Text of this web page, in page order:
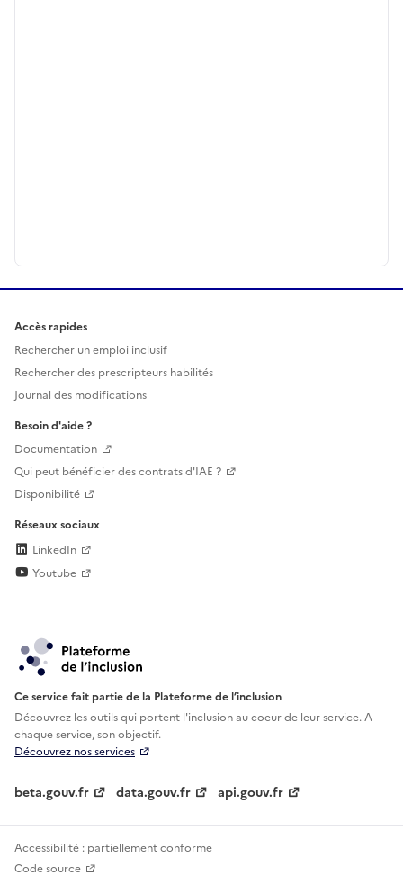
Accès rapides
Rechercher un emploi inclusif
Rechercher des prescripteurs habilités
Journal des modifications
Besoin d'aide ?
Documentation
Qui peut bénéficier des contrats d'IAE ?
Disponibilité
Réseaux sociaux
LinkedIn
Youtube
Ce service fait partie de la Plateforme de l’inclusion
Découvrez les outils qui portent l'inclusion aucoeur de leur service. A
chaque service, son objectif.
Découvrez nos services
beta.gouv.fr data.gouv.fr api.gouv.fr
Accessibilité : partiellement conforme
Code source